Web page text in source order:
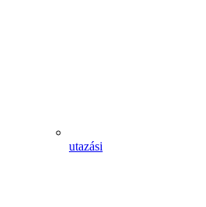
utazási